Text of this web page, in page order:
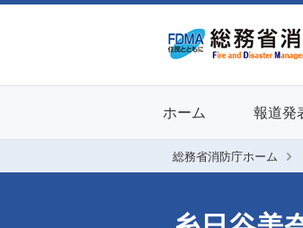
ホーム 報道発
総務省消防庁ホーム